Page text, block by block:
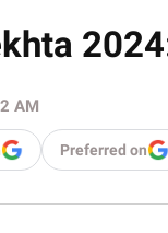
2024:
AM
Preferred on